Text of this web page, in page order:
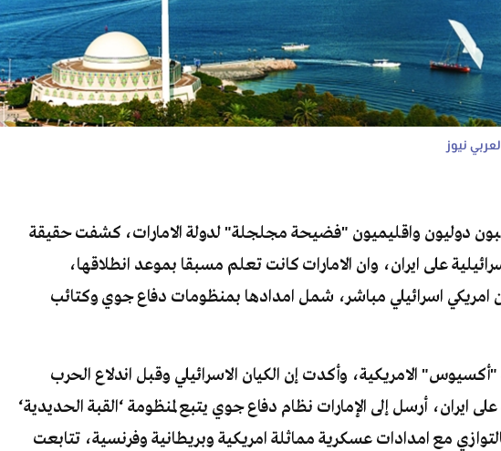
نيوز
دوليون واقليميون "فضيحة مجلجلة" لدولة الامارات، كشفت حقيقة
على ايران، وان الامارات كانت تعلم مسبقا بموعد انطلاقها،
اسرائيلي مباشر، شمل امدادها بمنظومات دفاع جوي وكتائب
الامريكية، وأكدت إن الكيان الاسرائيلي وقبل اندلاع الحرب
على ايران، أرسل إلى الإمارات نظام دفاع جوي يتبع لمنظومة ‘القبة الحديدية‘
مع امدادات عسكرية مماثلة امريكية وبريطانية وفرنسية، تتابعت